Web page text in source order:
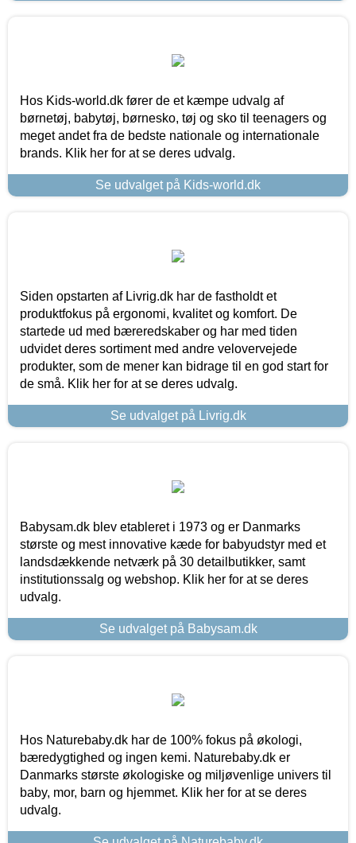
Hos Kids-world.dk fører de et kæmpe udvalg af
børnetøj, babytøj, børnesko, tøj og sko til teenagers og
meget andet fra de bedste nationale og internationale
brands. Klik her for at se deres udvalg.
Se udvalget på Kids-world.dk
Siden opstarten af Livrig.dk har de fastholdt et
produktfokus på ergonomi, kvalitet og komfort. De
startede ud med bæreredskaber og har med tiden
udvidet deres sortiment med andre velovervejede
produkter, som de mener kan bidrage til en god start for
de små. Klik her for at se deres udvalg.
Se udvalget på Livrig.dk
Babysam.dk blev etableret i 1973 og er Danmarks
største og mest innovative kæde for babyudstyr med et
landsdækkende netværk på 30 detailbutikker, samt
institutionssalg og webshop. Klik her for at se deres
udvalg.
Se udvalget på Babysam.dk
Hos Naturebaby.dk har de 100% fokus på økologi,
bæredygtighed og ingen kemi. Naturebaby.dk er
Danmarks største økologiske og miljøvenlige univers til
baby, mor, barn og hjemmet. Klik her for at se deres
udvalg.